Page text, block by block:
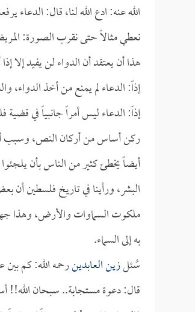
الله عنه: ادع الله لنا، قال:
نعطي مثالاً حتى نقرب الصورة:
هذا أن يعتقد أن الدواء لن يفيد إلا
إذاً: الدعاء لم يمنع من أخذ الدواء،
إذاً: الدعاء ليس أمراً جانبياً في
ركن أساس من أركان النص، وسبب
أيضاً يخطئ كثير من الناس بأن
البشر، ورأينا في تاريخ فلسطين أن
ملكوت السماوات والأرض، وهذا
به إلى السماء.
سُئلزين العابدينرحمه الله: كم
قال: دعوة مستجابة.. سبحان الله!!